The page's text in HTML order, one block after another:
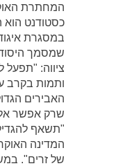
המחתרת
כסטודנט הוא
במסגרת
שמסמך
ציווה: "תפעל
ותמות בקרב
האבירים
שרק אפשר
"תשאף
המדינה
של זרים".